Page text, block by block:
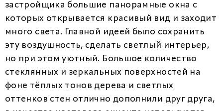
застройщика большие панорамные окна с
которых открывается красивый вид и заходит
много света. Главной идеей было сохранить
эту воздушность, сделать светлый интерьер,
но при этом уютный. Большое количество
стеклянных и зеркальных поверхностей на
фоне тёплых тонов дерева и светлых
оттенков стен отлично дополнили друг друга,